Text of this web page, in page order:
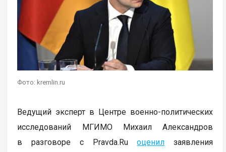
Фото: kremlin.ru
Ведущий эксперт в Центре военно-политических
исследований МГИМО Михаил Александров
в разговоре с Pravda.Ruоценил заявления